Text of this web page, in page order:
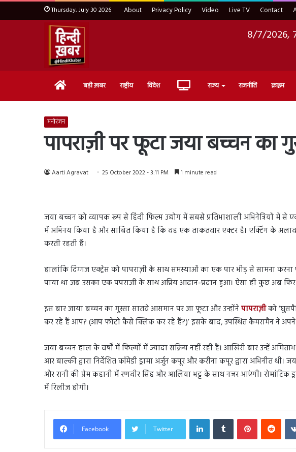
Thursday, July 30 2026 About Privacy Policy Video Live TV Contact
8/7/2026,
Home बड़ी ख़बर राष्ट्रीय विदेश Live राज्य राजनीति क्राइम
मनोरंजन
पापराज़ी पर फूटा जया बच्चन का
Aarti Agravat 25 October 2022 - 3:11 PM 1 minute read
जया बच्चन को व्यापक रूप से हिंदी फिल्म उद्योग में सबसे प्रतिभाशाली अभिनेत्रियों में से
में अभिनय किया है और साबित किया है कि वह एक ताकतवार एक्टर है। एक्टिंग के
करती रहती हैं।
हालांकि दिग्गज एक्ट्रेस को पापराज़ी के साथ समस्याओं का एक पार भीड़ से सामना
पाया था जब उसका एक पपराजी के साथ अप्रिय आदान-प्रदान हुआ। ऐसा ही कुछ अब
इस बार जाया बच्चन का गुस्सा सातवे आसमान पर जा फूटा और उन्होंनेपापराज़ीको
कर रहे हैं आप? (आप फोटो कैसे क्लिक कर रहे हैं?)’ इसके बाद, उपस्थित कैमरामैन ने
जया बच्चन हाल के वर्षों में फिल्मों में ज्यादा सक्रिय नहीं रही हैं। आखिरी बार उन्हें
आर बाल्की द्वारा निर्देशित कॉमेडी ड्रामा अर्जुन कपूर और करीना कपूर द्वारा अभिनीत
और रानी की प्रेम कहानी में रणवीर सिंह और आलिया भट्ट के साथ नजर आएंगी। रोमांटिक
में रिलीज होगी।
Facebook Twitter
LinkedInTumblr Pinterest